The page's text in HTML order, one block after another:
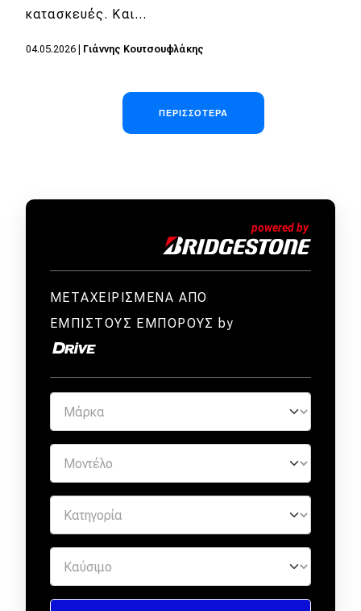
κατασκευές. Και…
04.05.2026 Γιάννης Κουτσουφλάκης
ΠΕΡΙΣΣΌΤΕΡΑ
ΜΕΤΑΧΕΙΡΙΣΜΕΝΑ ΑΠΟ
ΕΜΠΙΣΤΟΥΣ ΕΜΠΟΡΟΥΣ by